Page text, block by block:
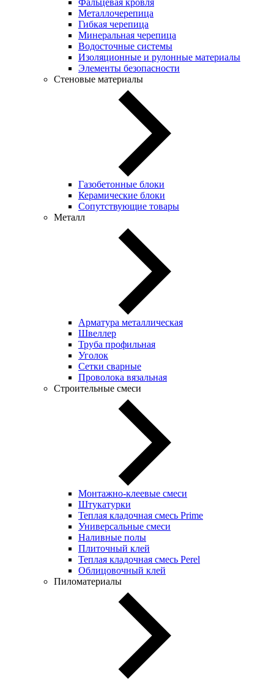
Металлочерепица
Гибкая черепица
Минеральная черепица
Водосточные системы
Изоляционные и рулонные материалы
Элементы безопасности
Стеновые материалы
Газобетонные блоки
Керамические блоки
Сопутствующие товары
Металл
Арматура металлическая
Швеллер
Труба профильная
Уголок
Сетки сварные
Проволока вязальная
Строительные смеси
Монтажно-клеевые смеси
Штукатурки
Теплая кладочная смесь Prime
Универсальные смеси
Наливные полы
Плиточный клей
Теплая кладочная смесь Perel
Облицовочный клей
Пиломатериалы